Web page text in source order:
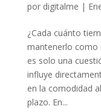
por digitalme |
¿Cada cuánto
mantenerlo como
es solo una
influye
en la comodidad
plazo. En...